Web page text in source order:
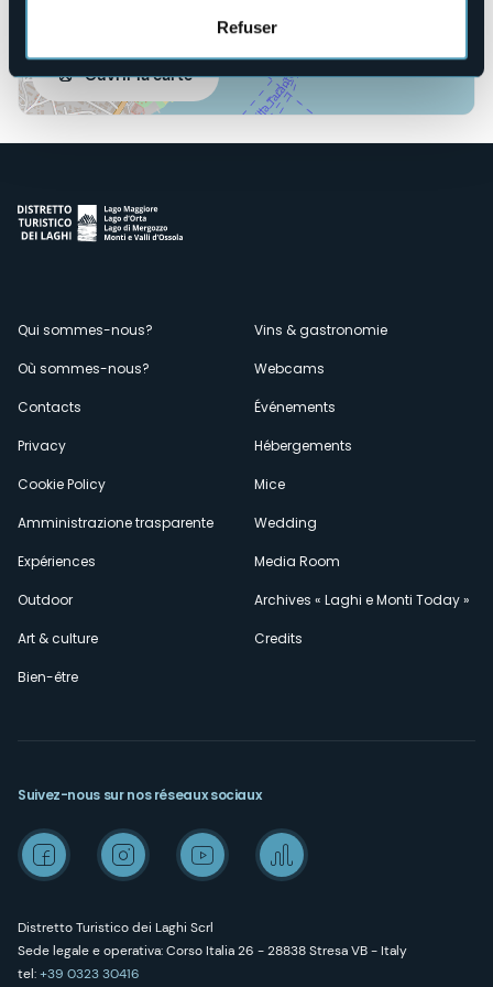
Refuser
Ouvrir la carte
Menù
secondario
Qui sommes-nous?
Où sommes-nous?
Contacts
Privacy
Cookie Policy
Amministrazione trasparente
Expériences
Outdoor
Art & culture
Bien-être
Vins & gastronomie
Webcams
Événements
Hébergements
Mice
Wedding
Media Room
Archives « Laghi e Monti Today »
Credits
Distretto Turistico dei Laghi Scrl
Sede legale e operativa: Corso Italia 26 - 28838 Stresa VB - Italy
tel:+39 0323 30416
Suivez-nous sur nos réseaux sociaux